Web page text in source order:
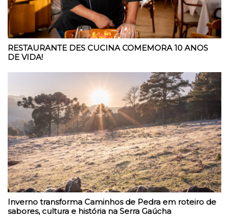
RESTAURANTE DES CUCINA COMEMORA 10 ANOS
DE VIDA!
Inverno transforma Caminhos de Pedra em roteiro de
sabores, cultura e história na Serra Gaúcha